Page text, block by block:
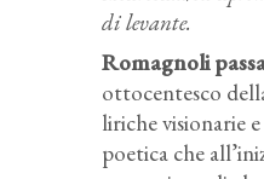
di levante.
Romagnoli
ottocentesco
liriche visionarie
poetica che